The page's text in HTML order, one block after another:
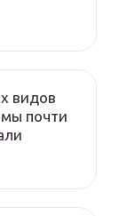
видов
почти